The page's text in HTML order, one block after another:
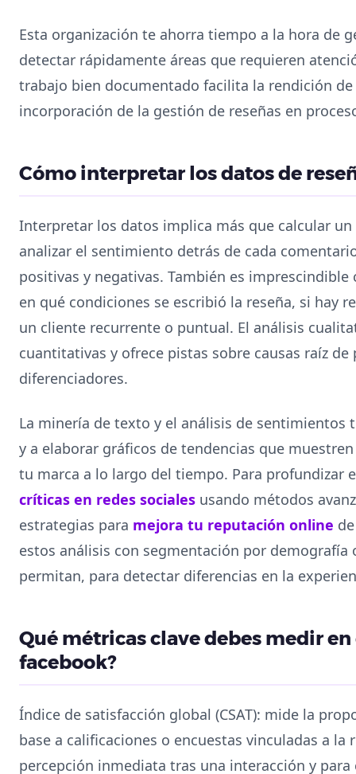
Esta organización te ahorra tiempo a la hora de
detectar rápidamente áreas que requieren
trabajo bien documentado facilita la rendición
incorporación de la gestión de reseñas en
Cómo interpretar los datos de
Interpretar los datos implica más que calcular
analizar el sentimiento detrás de cada
positivas y negativas. También es
en qué condiciones se escribió la reseña, si hay
un cliente recurrente o puntual. El análisis
cuantitativas y ofrece pistas sobre causas raíz
diferenciadores.
La minería de texto y el análisis de sentimientos
y a elaborar gráficos de tendencias que
tu marca a lo largo del tiempo. Para profundizar
críticas en redes sociales usando métodos
estrategias para mejora tu reputación online
estos análisis con segmentación por
permitan, para detectar diferencias en la
Qué métricas clave debes medir
facebook?
Índice de satisfacción global (CSAT): mide la
base a calificaciones o encuestas vinculadas a la
percepción inmediata tras una interacción y